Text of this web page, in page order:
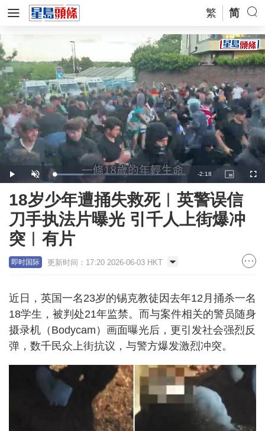
繁 简
Play Unmute Loaded:
22.71%
Remaining
Time
-2:18
Picture-
in-
18岁少年遭捅失救死︱英警误信
刀手执法片曝光 引千人上街爆冲
突︱有片
即时国际 更新时间：17:20 2026-06-03 HKT
近日，英国一名23岁的锡克教徒因去年12月捅杀一名
18学生，被判处21年监禁。而与案件相关的警员随身
摄录机（Bodycam）画面曝光后，更引发社会强烈反
弹，数千民众上街抗议，与警方爆发激烈冲突。